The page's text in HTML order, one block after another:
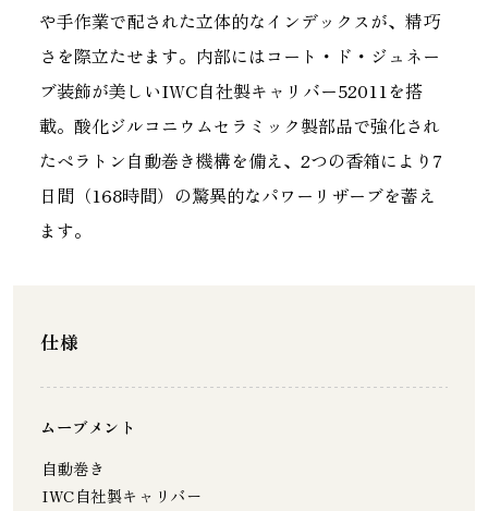
や手作業で配された立体的なインデックスが、精巧
さを際立たせます。内部にはコート・ド・ジュネー
ブ装飾が美しいIWC自社製キャリバー52011を搭
載。酸化ジルコニウムセラミック製部品で強化され
たペラトン自動巻き機構を備え、2つの香箱により7
日間（168時間）の驚異的なパワーリザーブを蓄え
ます。
仕様
ムーブメント
自動巻き
IWC自社製キャリバー